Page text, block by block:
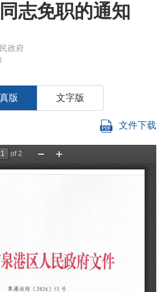
志免职的通知
政府
版 文字版
文件下载